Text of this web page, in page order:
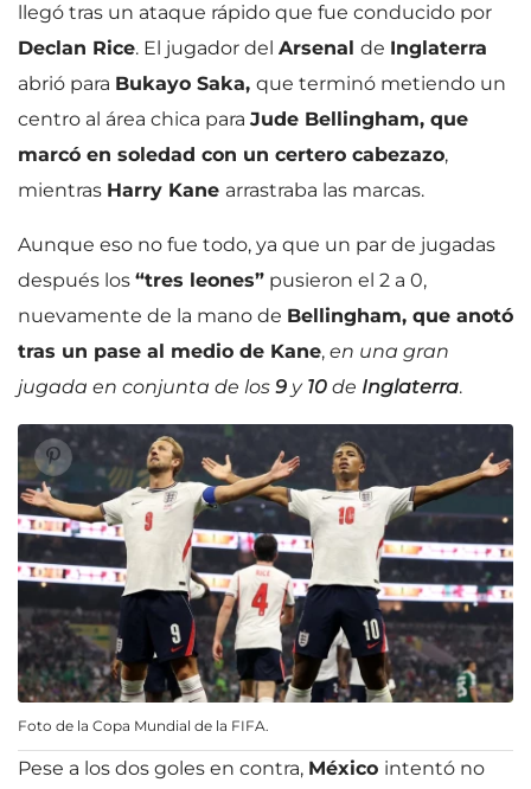
llegó tras un ataque rápido que fue conducido por
Declan Rice. El jugador del Arsenal de Inglaterra
abrió para Bukayo Saka, que terminó metiendo un
centro al área chica para Jude Bellingham, que
marcó en soledad con un certero cabezazo,
mientras Harry Kane arrastraba las marcas.
Aunque eso no fue todo, ya que un par de jugadas
después los “tres leones” pusieron el 2 a 0,
nuevamente de la mano de Bellingham, que anotó
tras un pase al medio de Kane, en una gran
jugada en conjunta de los 9 y 10 de Inglaterra.
Foto de la Copa Mundial de la FIFA.
Pese a los dos goles en contra, México intentó no